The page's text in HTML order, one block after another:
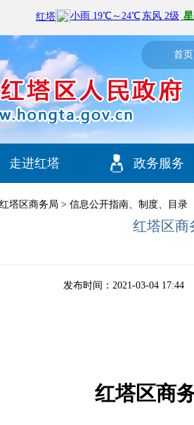
首页
走进红塔 政务服务
红塔区商务局 > 信息公开指南、制度、目录
红塔区商
发布时间：2021-03-04 17:44
红塔区商